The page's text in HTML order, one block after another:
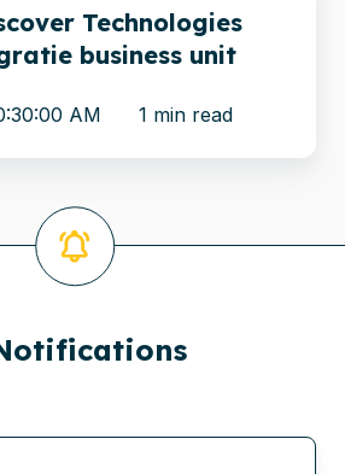
Technologies
business unit
AM 1 min read